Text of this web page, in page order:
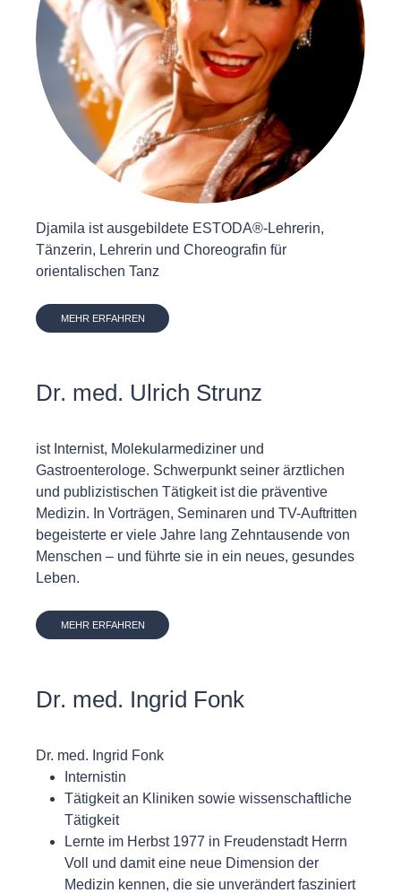
Djamila ist ausgebildete ESTODA®-Lehrerin,
Tänzerin, Lehrerin und Choreografin für
orientalischen Tanz
MEHR ERFAHREN
Dr. med. Ulrich Strunz
ist Internist, Molekularmediziner und
Gastroenterologe. Schwerpunkt seiner ärztlichen
und publizistischen Tätigkeit ist die präventive
Medizin. In Vorträgen, Seminaren und TV-Auftritten
begeisterte er viele Jahre lang Zehntausende von
Menschen – und führte sie in ein neues, gesundes
Leben.
MEHR ERFAHREN
Dr. med. Ingrid Fonk
Dr. med. Ingrid Fonk
Internistin
Tätigkeit an Kliniken sowie wissenschaftliche
Tätigkeit
Lernte im Herbst 1977 in Freudenstadt Herrn
Voll und damit eine neue Dimension der
Medizin kennen, die sie unverändert fasziniert